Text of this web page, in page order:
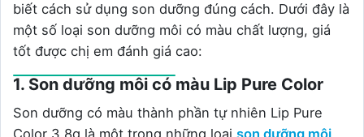
biết cách sử dụng son dưỡng đúng cách. Dưới đây là
một số loại son dưỡng môi có màu chất lượng, giá
tốt được chị em đánh giá cao:
1. Son dưỡng môi có màu Lip Pure Color
Son dưỡng có màu thành phần tự nhiên Lip Pure
Color 3.8g là một trong những loại son dưỡng môi